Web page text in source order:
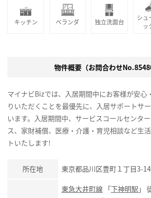
キッチン ベランダ 独立洗面台
シュ
ッ
物件概要（お問合わせ
マイナビBizでは、入居期間中にお客様が安心
りいただくことを最優先に、入居サポートサ
います。入居期間中、サービスコールセンタ
ス、家財補償、医療・介護・育児相談など生
トいたします!
所在地 東京都品川区豊町１丁目3-14
東急大井町線 「下神明駅 」